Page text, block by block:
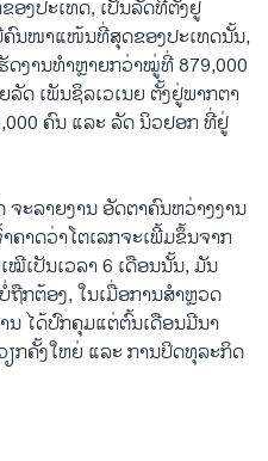
ອງປະເທດ, ເປັນລັດທີ່ຕັ້ງຢູ່
ນໜາແໜ້ນທີ່ສຸດຂອງປະເທດນັ້ນ,
ງານທຳຫຼາຍກວ່າໝູ່ທີ່ 879,000
ດ ເພັນຊິລເວເນຍ ຕັ້ງຢູ່ພາກຕາ
ຄົນ ແລະ ລັດ ນິວຢອກ ທີ່ຢູ່
ະລາຍງານ ອັດຕາຄົນຫວ່າງງານ
ຄາດວ່າໂຕເລກຈະເພີ້ມຂຶ້ນຈາກ
ໝີເປັນເວລາ 6 ເດືອນນັ້ນ, ມັນ
ຖືກຕ້ອງ, ໃນເມື່ອການສຳຫຼວດ
ນ ໄດ້ປົກຄຸມແຕ່ຕົ້ນເດືອນມີນາ
ກຄັ້ງໃຫຍ່ ແລະ ການປິດທຸລະກິດ